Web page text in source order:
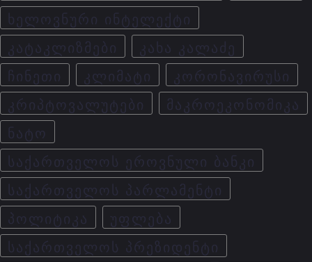
ᲮᲔᲚᲝᲕᲜᲣᲠᲘ ᲘᲜᲢᲔᲚᲔᲥᲢᲘ
ᲙᲐᲢᲐᲙᲚᲘᲖᲛᲔᲑᲘ
ᲙᲐᲮᲐ ᲙᲐᲚᲐᲫᲔ
ᲩᲘᲜᲔᲗᲘ
ᲙᲚᲘᲛᲐᲢᲘ
ᲙᲝᲠᲝᲜᲐᲕᲘᲠᲣᲡᲘ
ᲙᲠᲘᲞᲢᲝᲕᲐᲚᲣᲢᲔᲑᲘ
ᲛᲐᲙᲠᲝᲔᲙᲝᲜᲝᲛᲘᲙᲐ
ᲜᲐᲢᲝ
ᲡᲐᲥᲐᲠᲗᲕᲔᲚᲝᲡ ᲔᲠᲝᲕᲜᲣᲚᲘ ᲑᲐᲜᲙᲘ
ᲡᲐᲥᲐᲠᲗᲕᲔᲚᲝᲡ ᲞᲐᲠᲚᲐᲛᲔᲜᲢᲘ
ᲞᲝᲚᲘᲢᲘᲙᲐ
ᲣᲤᲚᲔᲑᲐ
ᲡᲐᲥᲐᲠᲗᲕᲔᲚᲝᲡ ᲞᲠᲔᲖᲘᲓᲔᲜᲢᲘ